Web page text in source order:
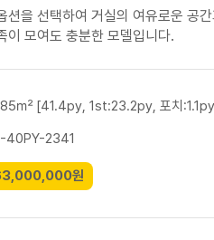
션을 선택하여 거실의 여유로운 공
이 모여도 충분한 모델입니다.
㎡ [41.4py, 1st:23.2py, 포치
40PY-2341
원